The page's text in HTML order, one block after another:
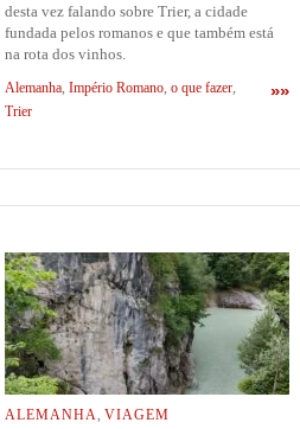
desta vez falando sobre Trier, a cidade
fundada pelos romanos e que também está
na rota dos vinhos.
»»
Alemanha, Império Romano, o que fazer,
Trier
ALEMANHA, VIAGEM